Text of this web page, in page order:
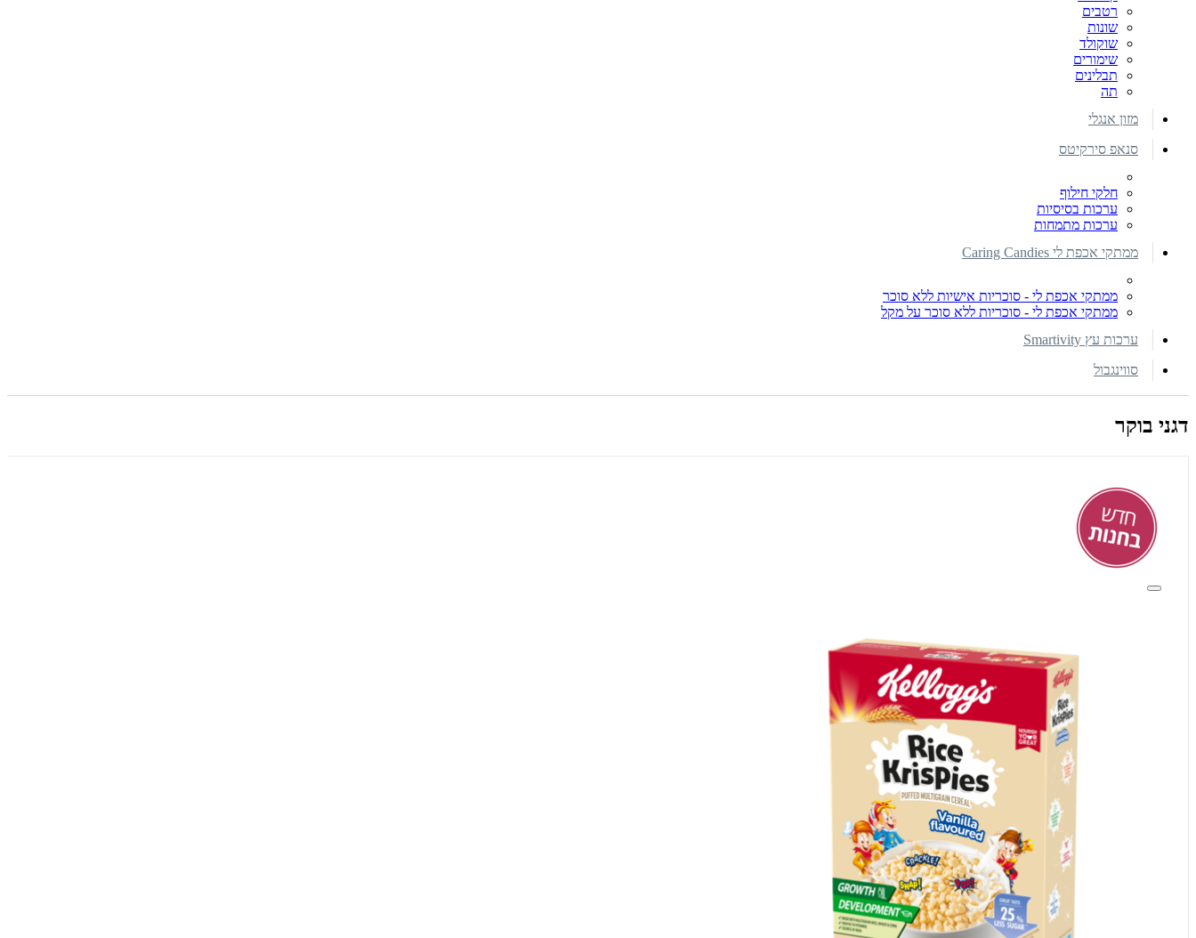
רטבים
שונות
שוקולד
שימורים
תבלינים
תה
מזון אנגלי
סנאפ סירקיטס
חלקי חילוף
ערכות בסיסיות
ערכות מתמחות
ממתקי אכפת לי Caring Candies
ממתקי אכפת לי - סוכריות אישיות ללא סוכר
ממתקי אכפת לי - סוכריות ללא סוכר על מקל
ערכות עץ Smartivity
סווינגבול
דגני בוקר